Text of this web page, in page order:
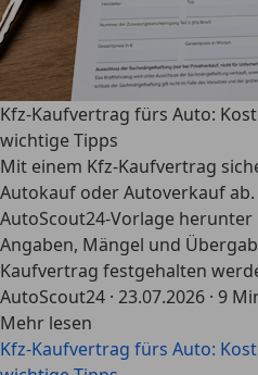
Kfz-Kaufvertrag fürs Auto:
wichtige Tipps
Mit einem Kfz-Kaufvertrag
Autokauf oder Autoverkauf
AutoScout24-Vorlage
Angaben, Mängel und
Kaufvertrag festgehalten
AutoScout24 · 23.07.2026 · 9
Mehr lesen
Kfz-Kaufvertrag fürs Auto: